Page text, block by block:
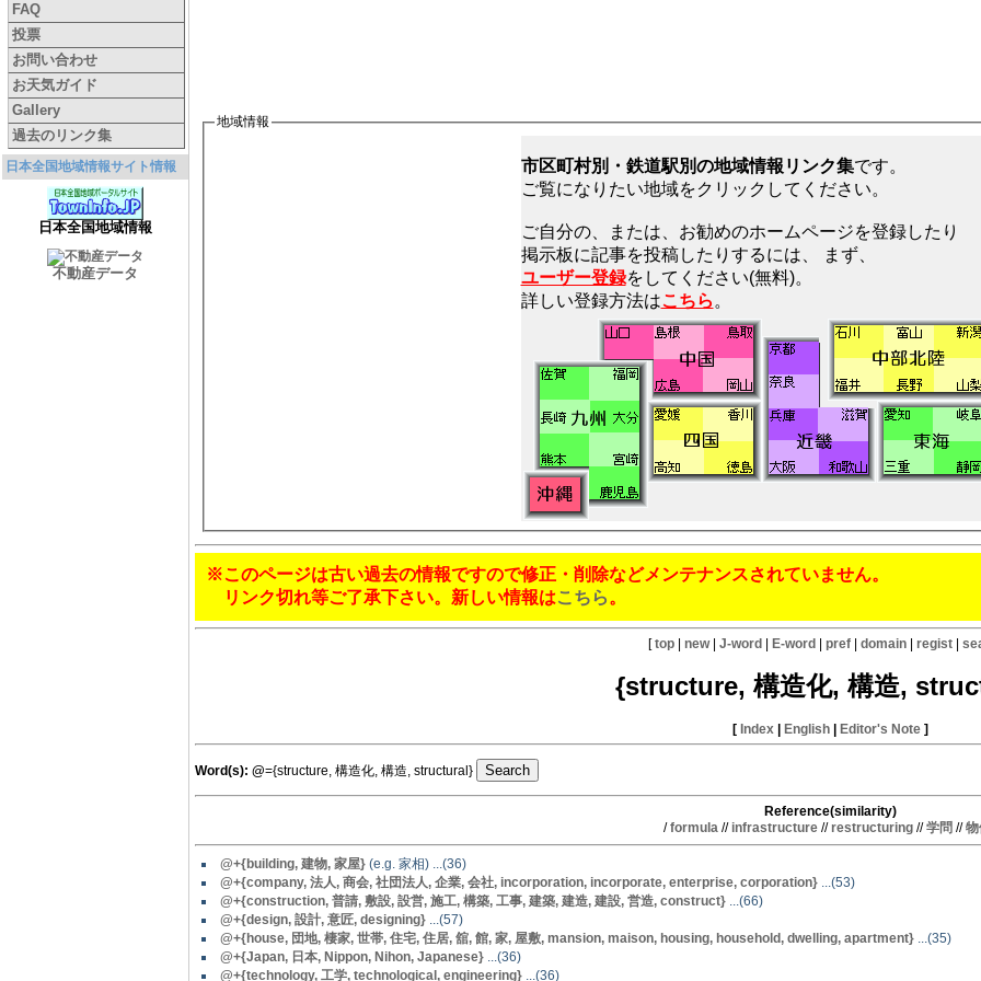
FAQ
投票
お問い合わせ
お天気ガイド
Gallery
過去のリンク集
日本全国地域情報サイト情報
日本全国地域情報
不動産データ
地域情報
市区町村別・鉄道駅別の地域情報リンク集です。
ご覧になりたい地域をクリックしてください。
ご自分の、または、お勧めのホームページを登録したり
掲示板に記事を投稿したりするには、 まず、
ユーザー登録をしてください(無料)。
詳しい登録方法はこちら 。
※このページは古い過去の情報ですので修正・削除などメンテナンスされていません。
リンク切れ等ご了承下さい。新しい情報はこちら。
[top | new| J-word | E-word | pref | domain | regist |
{structure, 構造化, 構造,
[ Index | English | Editor's Note ]
Word(s): @={structure, 構造化, 構造, structural}
Reference(similarity)
/formula//infrastructure//restructuring//学問 //物
@+{building, 建物, 家屋} (e.g. 家相) ...(36)
@+{company, 法人, 商会, 社団法人, 企業, 会社, incorporation, incorporate, enterprise, corporation} ...(53)
@+{construction, 普請, 敷設, 設営, 施工, 構築, 工事, 建築, 建造, 建設, 営造, construct} ...(66)
@+{design, 設計, 意匠, designing} ...(57)
@+{house, 団地, 棲家, 世帯, 住宅, 住居, 舘, 館, 家, 屋敷, mansion, maison, housing, household, dwelling, apartment} ...(35)
@+{Japan, 日本, Nippon, Nihon, Japanese} ...(36)
@+{technology, 工学, technological, engineering} ...(36)